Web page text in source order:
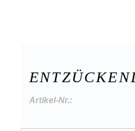
Artikel-Nr.: